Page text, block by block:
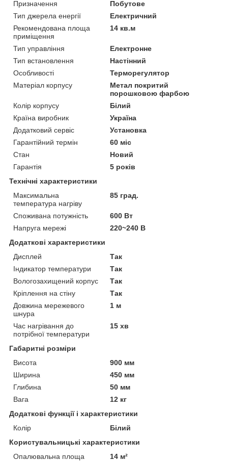
Призначення
Побутове
Тип джерела енергії
Електричний
Рекомендована площа
приміщення
14 кв.м
Тип управління
Електронне
Тип встановлення
Настінний
Особливості
Терморегулятор
Матеріал корпусу
Метал покритий
порошковою фарбою
Колір корпусу
Білий
Країна виробник
Україна
Додатковий сервіс
Установка
Гарантійний термін
60 міс
Стан
Новий
Гарантія
5 років
Технічні характеристики
Максимальна
температура нагріву
85 град.
Споживана потужність
600 Вт
Напруга мережі
220~240 В
Додаткові характеристики
Дисплей
Так
Індикатор температури
Так
Вологозахищений корпус
Так
Кріплення на стіну
Так
Довжина мережевого
шнура
1 м
Час нагрівання до
потрібної температури
15 хв
Габаритні розміри
Висота
900 мм
Ширина
450 мм
Глибина
50 мм
Вага
12 кг
Додаткові функції і характеристики
Колір
Білий
Користувальницькі характеристики
Опалювальна площа
14 м²